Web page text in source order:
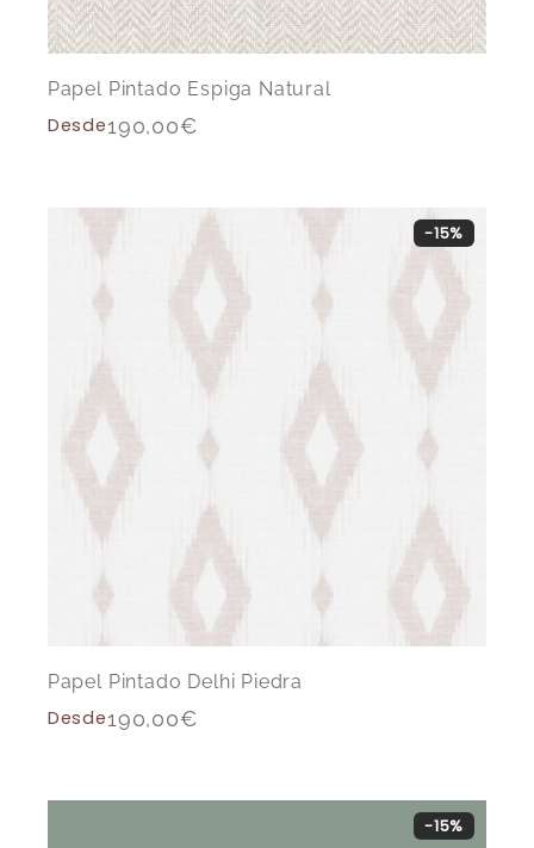
Papel Pintado Espiga Natural
Desde190,00€
Papel Pintado Delhi Piedra
Desde190,00€
-15%
-15%